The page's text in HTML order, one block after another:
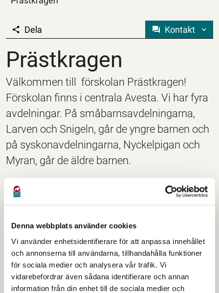
Denna webbplats använder cookies
Vi använder enhetsidentifierare för att anpassa innehållet
och annonserna till användarna, tillhandahålla funktioner
för sociala medier och analysera vår trafik. Vi
vidarebefordrar även sådana identifierare och annan
information från din enhet till de sociala medier och
Prästkragen
Dela Kontakt
Prästkragen
Välkommen till förskolan Prästkragen!
Förskolan finns i centrala Avesta. Vi har fyra
avdelningar. På småbarnsavdelningarna,
Larven och Snigeln, går de yngre barnen och
på syskonavdelningarna, Nyckelpigan och
Myran, går de äldre barnen.
Besöksadress:
Eriksgatan 23
forskola@avesta.se
Rektor:
Titti Juhlin